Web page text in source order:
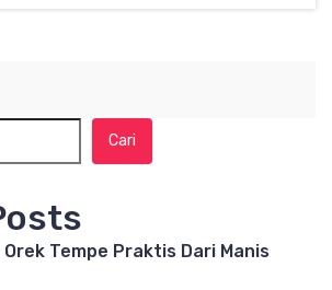
Cari
Tempe Praktis Dari Manis